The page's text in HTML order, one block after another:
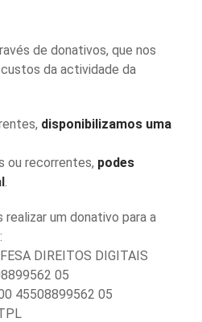
de donativos, que nos
da actividade da
disponibilizamos uma
ou recorrentes, podes
.
realizar um donativo para a
DIREITOS DIGITAIS
05
45508899562 05